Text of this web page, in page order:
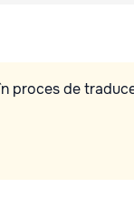
proces de